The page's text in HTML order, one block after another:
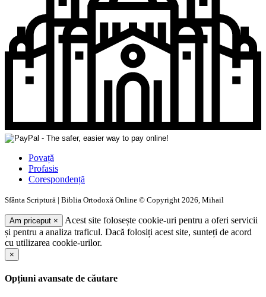
Povață
Profasis
Corespondență
Sfânta Scriptură | Biblia Ortodoxă Online © Copyright 2026, Mihail
Am priceput ×
Acest site folosește cookie-uri pentru a oferi servicii
și pentru a analiza traficul. Dacă folosiți acest site, sunteți de acord
cu utilizarea cookie-urilor.
×
Opțiuni avansate de căutare